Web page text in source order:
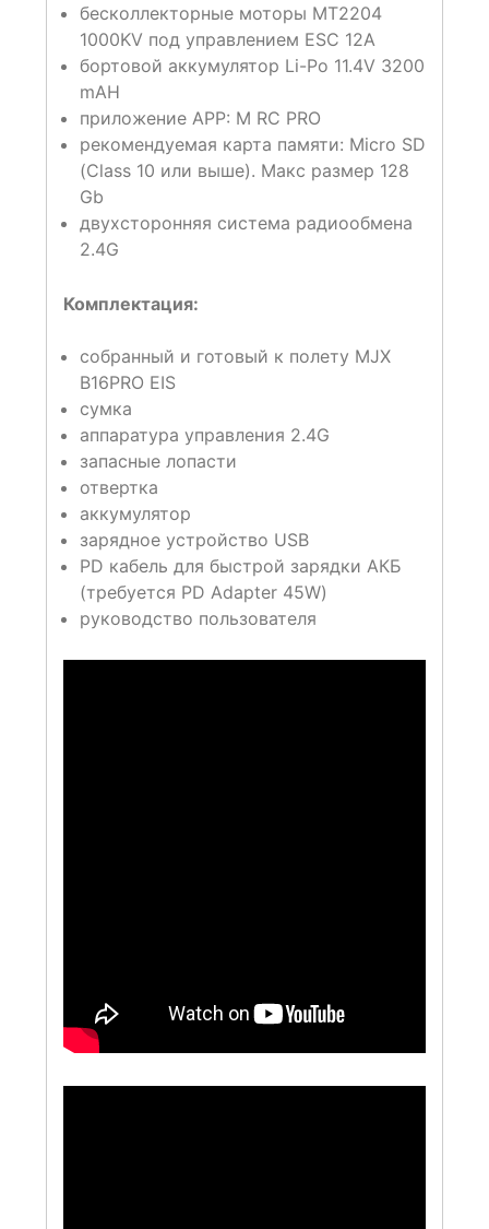
бесколлекторные моторы MT2204
1000KV под управлением ESC 12А
бортовой аккумулятор Li-Po 11.4V 3200
mAH
приложение APP: M RC PRO
рекомендуемая карта памяти: Micro SD
(Class 10 или выше). Макс размер 128
Gb
двухсторонняя система радиообмена
2.4G
Комплектация:
собранный и готовый к полету MJX
B16PRO EIS
сумка
аппаратура управления 2.4G
запасные лопасти
отвертка
аккумулятор
зарядное устройство USB
PD кабель для быстрой зарядки АКБ
(требуется PD Adapter 45W)
руководство пользователя